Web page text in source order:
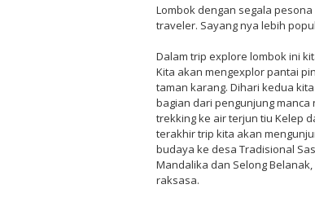
Lombok dengan segala
traveler. Sayang nya lebih
Dalam trip explore lombok ini
Kita akan mengexplor pantai
taman karang. Dihari kedua
bagian dari pengunjung manca
trekking ke air terjun tiu Kelep
terakhir trip kita akan
budaya ke desa Tradisional
Mandalika dan Selong
raksasa.